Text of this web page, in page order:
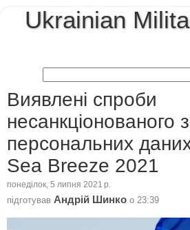
Ukrainian
Виявлені спроби
несанкціонованого
персональних
Sea Breeze 2021
понеділок, 5 липня 2021 р.
підготував Андрій Шинко о 23:39